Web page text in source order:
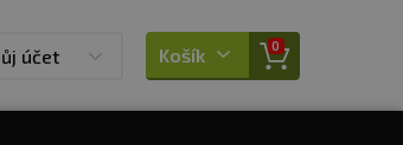
účet Košík 0